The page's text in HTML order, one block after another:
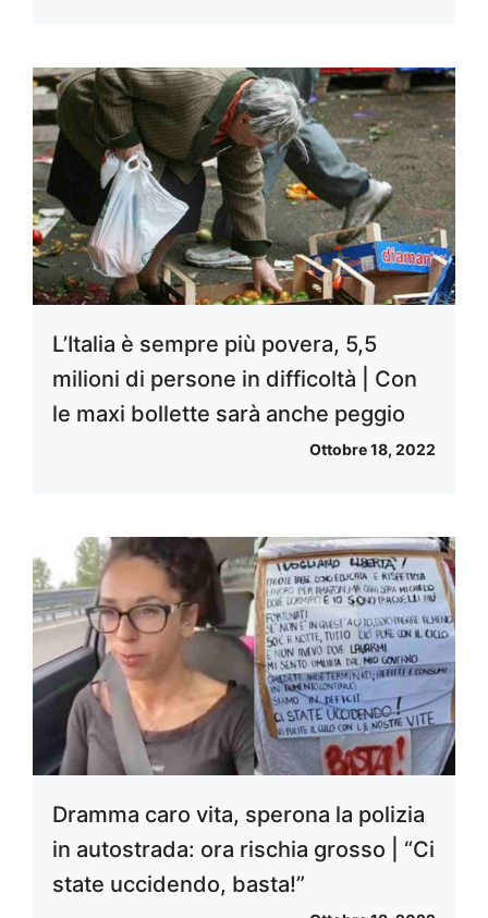
L’Italia è sempre più povera, 5,5
milioni di persone in difficoltà | Con
le maxi bollette sarà anche peggio
Ottobre 18, 2022
Dramma caro vita, sperona la polizia
in autostrada: ora rischia grosso | “Ci
state uccidendo, basta!”